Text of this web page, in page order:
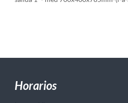
Horarios